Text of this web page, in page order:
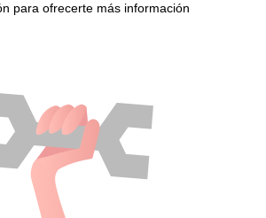
para ofrecerte más información